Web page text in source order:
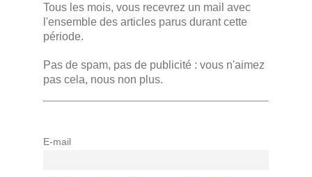
Tous les mois, vous recevrez un mail avec
l'ensemble des articles parus durant cette
période.
Pas de spam, pas de publicité : vous n'aimez
pas cela, nous non plus.
E-mail